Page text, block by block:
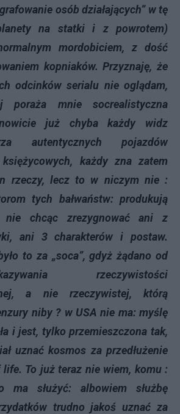
osób działających” w tę
na statki i z powrotem)
mordobiciem, z dość
kopniaków. Przyznaję, że
odcinków serialu nie oglądam,
poraża mnie socrealistyczna
już chyba każdy widz
autentycznych pojazdów
każdy zna zatem
rzeczy, lecz to w niczym nie :
tych bałwaństw: produkują
nie chcąc zrezygnować ani z
ani 3 charakterów i postaw.
to za „soca”, gdyż żądano od
rzeczywistości
a nie rzeczywistej, którą
niby ? w USA nie ma: myślę
i jest, tylko przemieszczona tak,
uznać kosmos za przedłużenie
To już teraz nie wiem, komu :
ma służyć: albowiem służbę
trudno jakoś uznać za